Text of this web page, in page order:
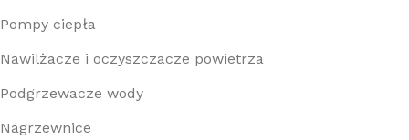
Pompy ciepła
Nawilżacze i oczyszczacze powietrza
Podgrzewacze wody
Nagrzewnice